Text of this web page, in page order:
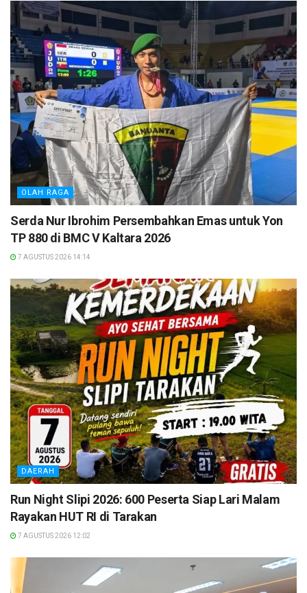
OLAH RAGA
Serda Nur Ibrohim Persembahkan Emas untuk Yon
TP 880 di BMC V Kaltara 2026
7 AGUSTUS 2026 14:14
DAERAH
Run Night Slipi 2026: 600 Peserta Siap Lari Malam
Rayakan HUT RI di Tarakan
7 AGUSTUS 2026 12:02